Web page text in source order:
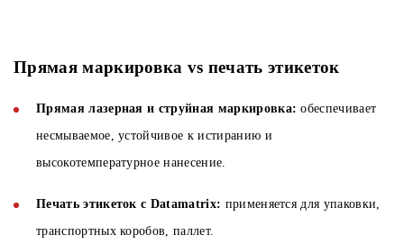
Прямая маркировка vs печать этикеток
Прямая лазерная и струйная маркировка: обеспечивает
несмываемое, устойчивое к истиранию и
высокотемпературное нанесение.
Печать этикеток с Datamatrix: применяется для упаковки,
транспортных коробов, паллет.